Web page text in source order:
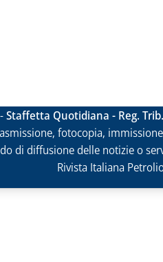
Staffetta Quotidiana - Reg.
fotocopia,
di diffusione delle notizie o
Rivista Italiana